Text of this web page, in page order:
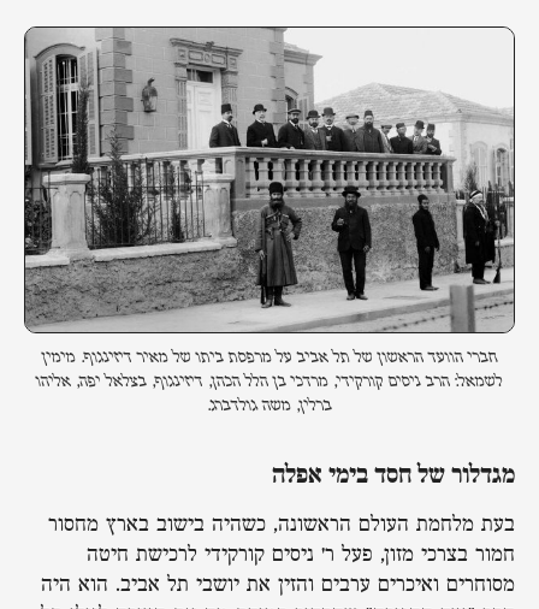
חברי הוועד הראשון של תל אביב על מרפסת ביתו של מאיר דיזינגוף. מימין
לשמאל: הרב ניסים קורקידי, מרדכי בן הלל הכהן, דיזינגוף, בצלאל יפה, אליהו
ברלין, משה גולדברג.
מגדלור של חסד בימי אפלה
בעת מלחמת העולם הראשונה, כשהיה בישוב בארץ מחסור
חמור בצרכי מזון, פעל ר' ניסים קורקידי לרכישת חיטה
מסוחרים ואיכרים ערבים והזין את יושבי תל אביב. הוא היה